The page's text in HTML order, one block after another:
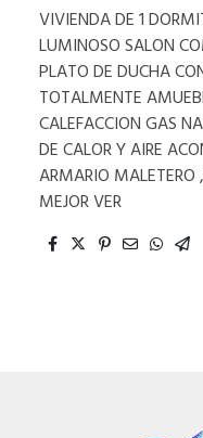
VIVIENDA DE 1
LUMINOSO SALON
PLATO DE DUCHA
TOTALMENTE
CALEFACCION GAS
DE CALOR Y AIRE
ARMARIO MALETERO
MEJOR VER